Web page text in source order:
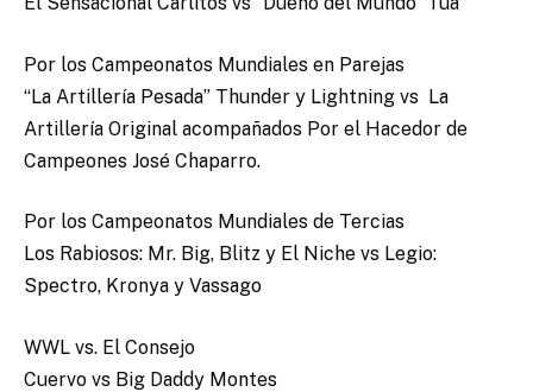
Por los Campeonatos Mundiales en Parejas
“La Artillería Pesada” Thunder y Lightning vs La
Artillería Original acompañados Por el Hacedor de
Campeones José Chaparro.
Por los Campeonatos Mundiales de Tercias
Los Rabiosos: Mr. Big, Blitz y El Niche vs Legio:
Spectro, Kronya y Vassago
WWL vs. El Consejo
Cuervo vs Big Daddy Montes